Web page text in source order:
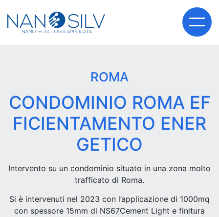
ROMA
CONDOMINIO ROMA EF
FICIENTAMENTO ENER
GETICO
Intervento su un condominio situato in una zona molto
trafficato di Roma.
Si è intervenuti nel 2023 con l’applicazione di 1000mq
con spessore 15mm di NS67Cement Light e finitura